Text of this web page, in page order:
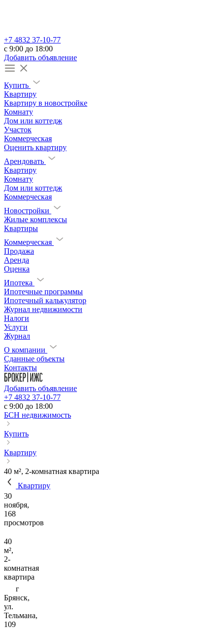
+7 4832 37-10-77
c 9:00 до 18:00
Добавить объявление
Купить
Квартиру
Квартиру в новостройке
Комнату
Дом или коттедж
Участок
Коммерческая
Оценить квартиру
Арендовать
Квартиру
Комнату
Дом или коттедж
Коммерческая
Новостройки
Жилые комплексы
Квартиры
Коммерческая
Продажа
Аренда
Оценка
Ипотека
Ипотечные программы
Ипотечный калькулятор
Журнал недвижимости
Налоги
Услуги
Журнал
О компании
Сданные объекты
Контакты
Добавить объявление
+7 4832 37-10-77
c 9:00 до 18:00
БСН недвижимость
Купить
Квартиру
40 м², 2-комнатная квартира
Квартиру
30
ноября,
168
просмотров
40
м²,
2-
комнатная
квартира
г
Брянск,
ул.
Тельмана,
109